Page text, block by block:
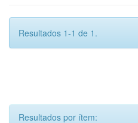
Resultados 1-1 de 1.
Resultados por ítem: